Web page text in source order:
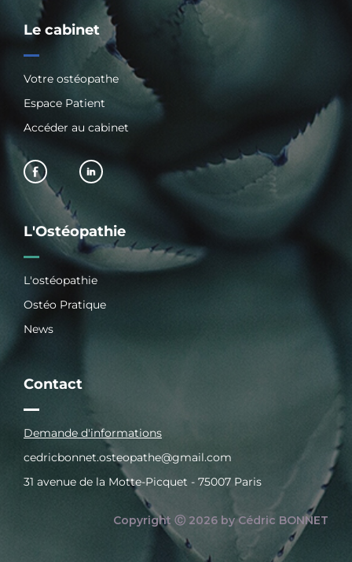
Le cabinet
Votre ostéopathe
Espace Patient
Accéder au cabinet
L'Ostéopathie
L'ostéopathie
Ostéo Pratique
News
Contact
Demande d'informations
cedricbonnet.osteopathe@gmail.com
31 avenue de la Motte-Picquet - 75007 Paris
Copyright Ⓒ 2026 by Cédric BONNET